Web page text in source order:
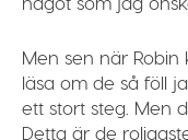
Men sen när
läsa om de så föll
ett stort steg. Men
Detta är de